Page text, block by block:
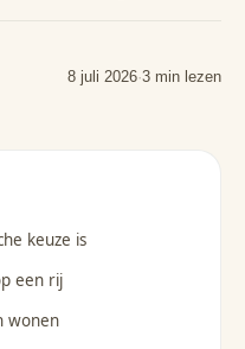
8 juli 2026·3 min lezen
keuze is
een rij
wonen